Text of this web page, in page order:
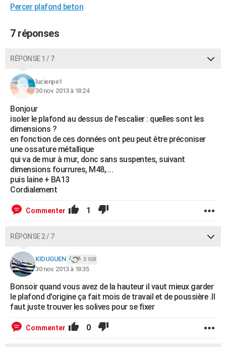
FORUM
Percer plafond beton
7 réponses
RÉPONSE 1 / 7
lucienpe1
30 nov. 2013 à 18:24
Bonjour
isoler le plafond au dessus de l'escalier : quelles sont les
dimensions ?
en fonction de ces données ont peu peut être préconiser
une ossature métallique
qui va de mur à mur, donc sans suspentes, suivant
dimensions fourrures, M48,....
puis laine + BA13
Cordialement
Commenter 1
RÉPONSE 2 / 7
KIDUGUEN 5 108
30 nov. 2013 à 18:35
Bonsoir quand vous avez de la hauteur il vaut mieux garder
le plafond d'origine ça fait mois de travail et de poussière .Il
faut juste trouver les solives pour se fixer
Commenter 0